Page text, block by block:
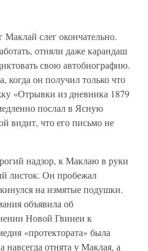
слег окончательно.
отняли даже карандаш
свою автобиографию.
когда он получил только что
«Отрывки из дневника 1879
послал в Ясную
видит, что его письмо не
надзор, к Маклаю в руки
листок. Он пробежал
на измятые подушки.
объявила об
Новой Гвинеи к
«протектората» была
навсегда отнята у Маклая, а